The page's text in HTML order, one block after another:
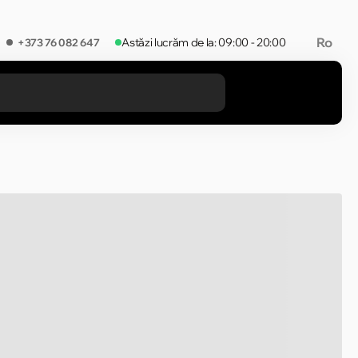
+373 76 082 647 Astăzi lucrăm de la: 09:00 - 20:00 Ro